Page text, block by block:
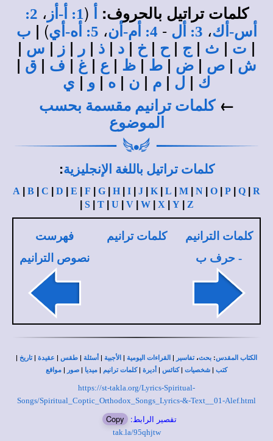
كلمات تراتيل بالحروف: (1: أ-أز ،
2:
أس-أك، 3: أل - 4: أم-أن ، 5: أه-أي )
| ب
| ت | ث | ج | ح | خ | د | ذ | ر | ز | س |
ش | ص | ض |ط| ظ | ع | غ| ف | ق |
ك | ل |م |ن |ه|و| ي
←كلمات ترانيم مقسمة بحسب
الموضوع
كلمات تراتيل باللغة الإنجليزية:
A B C D E F G H I J K L M N O P Q
R
S| T| U V| W| X Y| Z
كلمات الترانيم
- حرف ب
كلمات ترانيم
فهرست
نصوص الترانيم
الكتاب المقدس: بحث،تفاسير | القراءات اليومية | الأجبية | أسئلة | طقس | عقيدة |تاريخ |
كتب | شخصيات |كنائس | أديرة |كلمات ترانيم | ميديا | صور | مواقع
https://st-takla.org/Lyrics-Spiritual-
Songs/Spiritual_Coptic_Orthodox_Songs_Lyrics-&-Text__01-Alef.html
تقصير الرابط: Copy
tak.la/95qhjtw